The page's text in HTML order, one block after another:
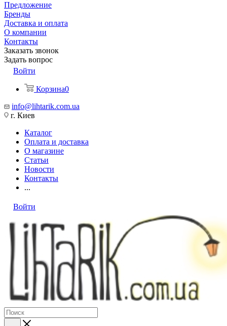
Предложение
Бренды
Доставка и оплата
О компании
Контакты
Заказать звонок
Задать вопрос
Войти
Корзина0
info@lihtarik.com.ua
г. Киев
Каталог
Оплата и доставка
О магазине
Статьи
Новости
Контакты
...
Войти